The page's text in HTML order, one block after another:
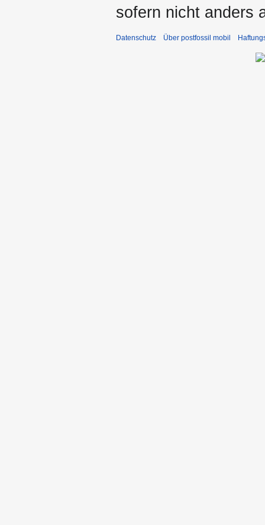
sofern nicht anders
Datenschutz Über postfossil mobil